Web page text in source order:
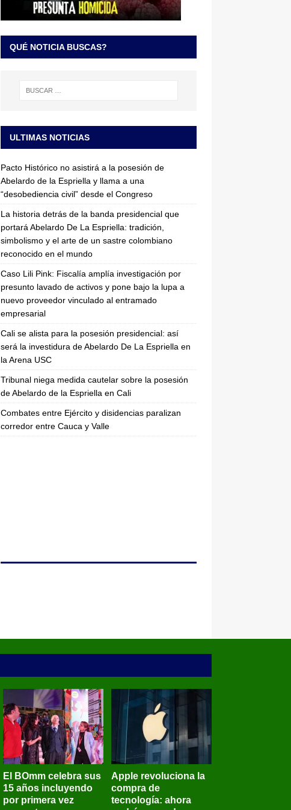
QUÉ NOTICIA BUSCAS?
ULTIMAS NOTICIAS
Pacto Histórico no asistirá a la posesión de
Abelardo de la Espriella y llama a una
“desobediencia civil” desde el Congreso
La historia detrás de la banda presidencial que
portará Abelardo De La Espriella: tradición,
simbolismo y el arte de un sastre colombiano
reconocido en el mundo
Caso Lili Pink: Fiscalía amplía investigación por
presunto lavado de activos y pone bajo la lupa a
nuevo proveedor vinculado al entramado
empresarial
Cali se alista para la posesión presidencial: así
será la investidura de Abelardo De La Espriella en
la Arena USC
Tribunal niega medida cautelar sobre la posesión
de Abelardo de la Espriella en Cali
Combates entre Ejército y disidencias paralizan
corredor entre Cauca y Valle
El BOmm celebra sus
15 años incluyendo
por primera vez
Apple revoluciona la
compra de
tecnología: ahora